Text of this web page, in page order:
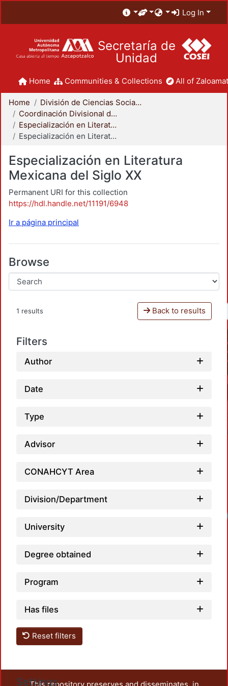
Log In
Secretaría de
Unidad
Home Communities & Collections All of
Home
División de Ciencias Sociales y Humanidades
Coordinación Divisional de Posgrado
Especialización en Literatura Mexicana del Siglo XX
Especialización en Literatura Mexicana del Siglo XX
Especialización en Literatura
Mexicana del Siglo XX
Permanent URI for this collection
https://hdl.handle.net/11191/6948
Ir a página principal
Browse
1 results Back to results
Filters
Author
Date
Type
Advisor
CONAHCYT Area
Division/Department
University
Degree obtained
Program
Has files
Reset filters
Settings